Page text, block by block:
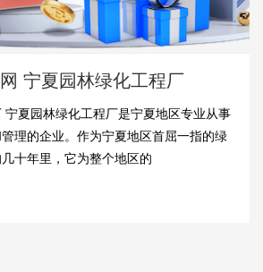
宁夏园林绿化工程厂
宁夏园林绿化工程厂是宁夏地区专业从事
理的企业。作为宁夏地区首屈一指的绿
十年里，它为整个地区的